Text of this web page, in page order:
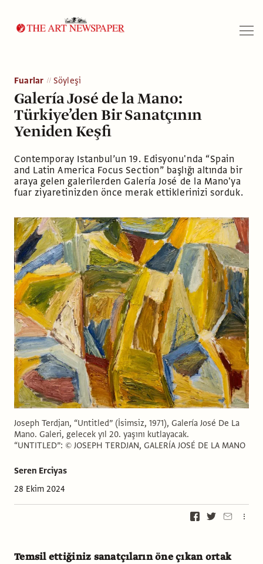
Fuarlar Söyleşi
Galería José de la Mano:
Türkiye’den Bir Sanatçının
Yeniden Keşfi
Contemporay Istanbul’un 19. Edisyonu'nda “Spain
and Latin America Focus Section” başlığı altında bir
araya gelen galerilerden Galería José de la Mano'ya
fuar ziyaretinizden önce merak ettiklerinizi sorduk.
Seren Erciyas
28 Ekim 2024
Joseph Terdjan, “Untitled” (İsimsiz, 1971), Galería José De La
Mano. Galeri, gelecek yıl 20. yaşını kutlayacak.
“UNTITLED”: © JOSEPH TERDJAN, GALERÍA JOSÉ DE LA MANO
Temsil ettiğiniz sanatçıların öne çıkan ortak